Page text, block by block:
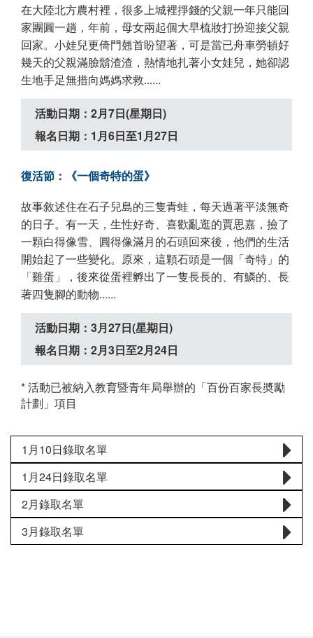
在大陸北方農村裡，很多上城裡掙錢的父親一年只能回
家團圓一趟，年前，母女兩起個大早梳妝打扮迎接父親
回家。小娃兒更倚門翹首盼望著，可是當已舟車勞頓好
幾天的父親滿臉鬍渣渣，熱情地扎著小女娃兒，她卻認
生地手足無措向媽媽求救......
活動日期：2月7日(星期日)
報名日期：1月6日至1月27日
復活節：《一個奇特的蛋》
故事敘述住在石子兒島的三隻青蛙，每天過著平淡無奇
的日子。有一天，生性好奇、喜歡亂逛的賈思嘉，撿了
一顆白得像雪、圓得像滿月的石頭回來後，他們的生活
開始起了一些變化。原來，這顆石頭是一個「奇特」的
「雞蛋」，後來從蛋裡孵出了一隻長長的、有鱗的、長
著四隻腳的動物......
活動日期：3月27日(星期日)
報名日期：2月3日至2月24日
* 活動已被納入教育暨青年局舉辦的「百份百家長奬勵
計劃」項目
1月10日錄取名單
1月24日錄取名單
2月錄取名單
3月錄取名單